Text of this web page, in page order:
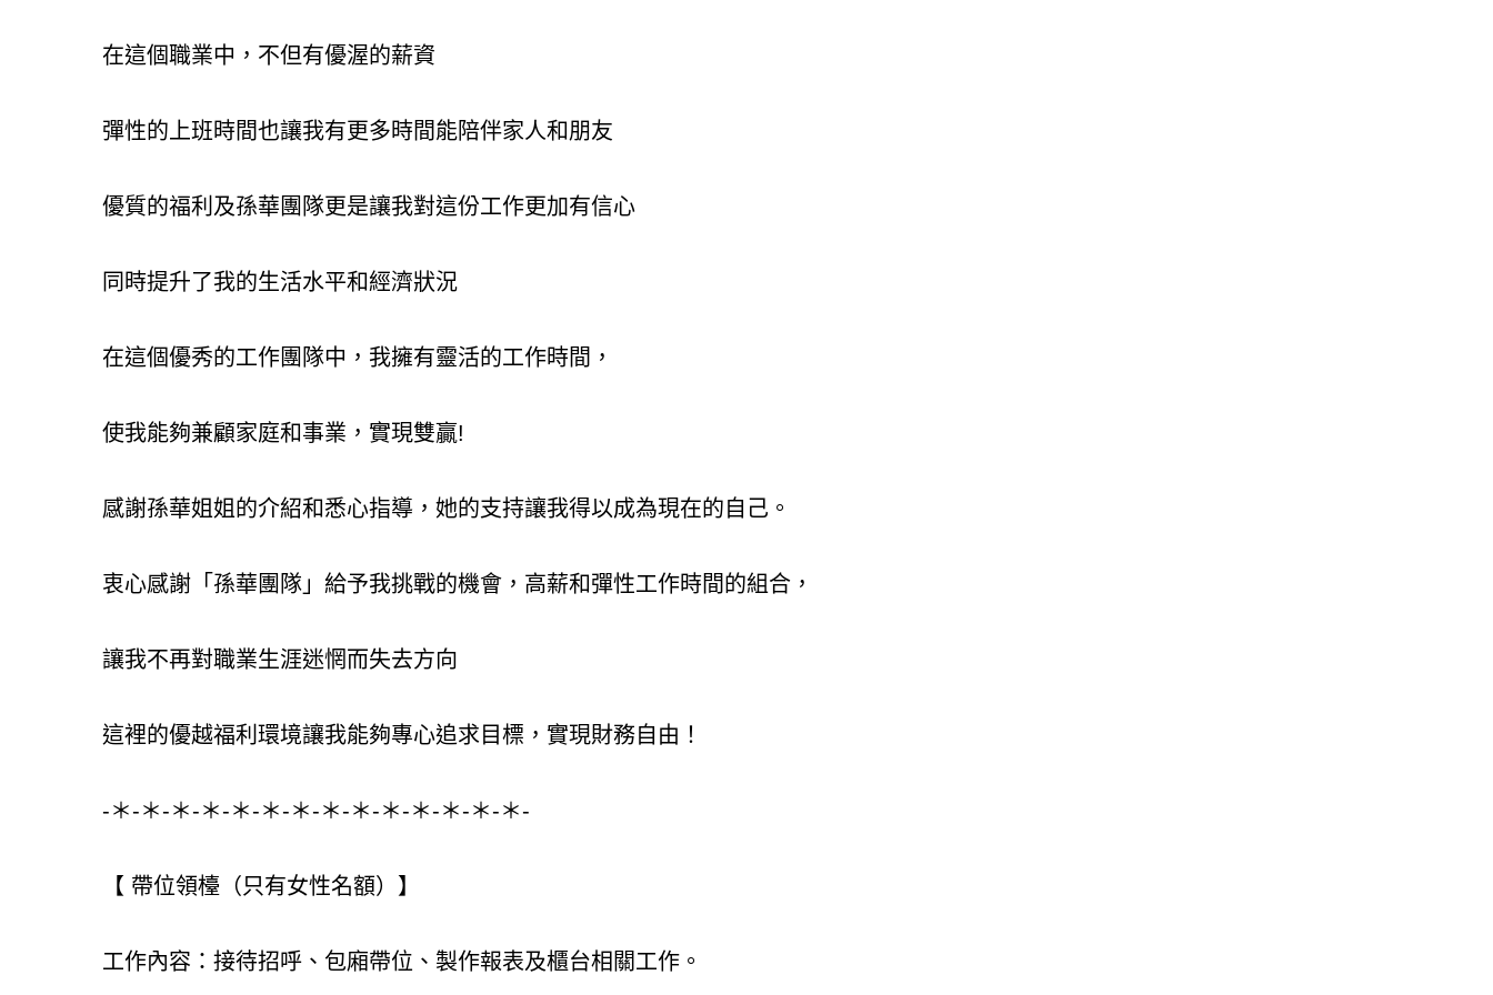
在這個職業中，不但有優渥的薪資
彈性的上班時間也讓我有更多時間能陪伴家人和朋友
優質的福利及孫華團隊更是讓我對這份工作更加有信心
同時提升了我的生活水平和經濟狀況
在這個優秀的工作團隊中，我擁有靈活的工作時間，
使我能夠兼顧家庭和事業，實現雙贏!
感謝孫華姐姐的介紹和悉心指導，她的支持讓我得以成為現在的自己。
衷心感謝「孫華團隊」給予我挑戰的機會，高薪和彈性工作時間的組合，
讓我不再對職業生涯迷惘而失去方向
這裡的優越福利環境讓我能夠專心追求目標，實現財務自由！
-＊-＊-＊-＊-＊-＊-＊-＊-＊-＊-＊-＊-＊-＊-
【 帶位領檯（只有女性名額）】
工作內容：接待招呼、包廂帶位、製作報表及櫃台相關工作。